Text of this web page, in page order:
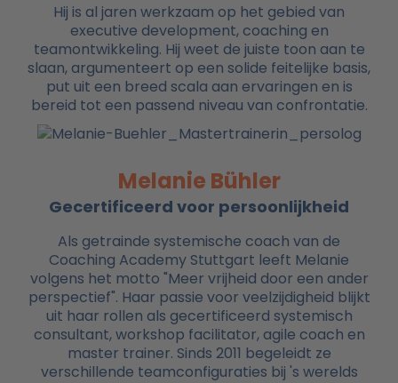
Hij is al jaren werkzaam op het gebied van
executive development, coaching en
teamontwikkeling. Hij weet de juiste toon aan te
slaan, argumenteert op een solide feitelijke basis,
put uit een breed scala aan ervaringen en is
bereid tot een passend niveau van confrontatie.
Melanie Bühler
Gecertificeerd voor persoonlijkheid
Als getrainde systemische coach van de
Coaching Academy Stuttgart leeft Melanie
volgens het motto "Meer vrijheid door een ander
perspectief". Haar passie voor veelzijdigheid blijkt
uit haar rollen als gecertificeerd systemisch
consultant, workshop facilitator, agile coach en
master trainer. Sinds 2011 begeleidt ze
verschillende teamconfiguraties bij 's werelds